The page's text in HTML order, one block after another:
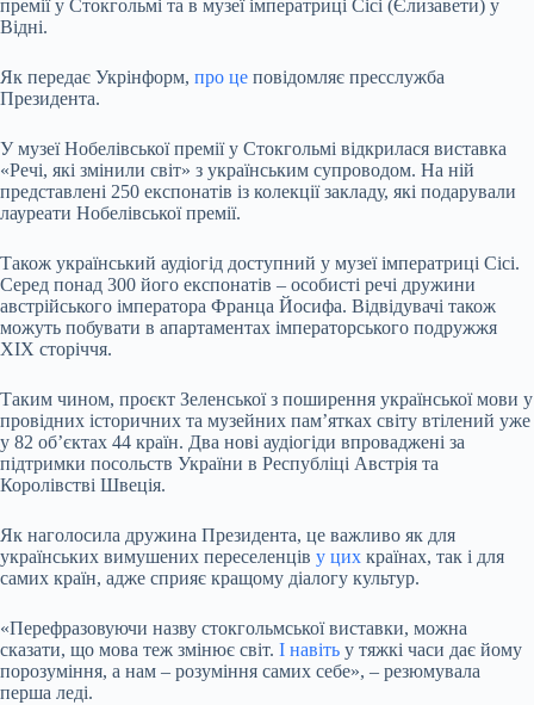
премії у Стокгольмі та в музеї імператриці Сісі (Єлизавети) у
Відні.
Як передає Укрінформ, про це повідомляє пресслужба
Президента.
У музеї Нобелівської премії у Стокгольмі відкрилася виставка
«Речі, які змінили світ» з українським супроводом. На ній
представлені 250 експонатів із колекції закладу, які подарували
лауреати Нобелівської премії.
Також український аудіогід доступний у музеї імператриці Сісі.
Серед понад 300 його експонатів – особисті речі дружини
австрійського імператора Франца Йосифа. Відвідувачі також
можуть побувати в апартаментах імператорського подружжя
ХІХ сторіччя.
Таким чином, проєкт Зеленської з поширення української мови у
провідних історичних та музейних пам’ятках світу втілений уже
у 82 об’єктах 44 країн. Два нові аудіогіди впроваджені за
підтримки посольств України в Республіці Австрія та
Королівстві Швеція.
Як наголосила дружина Президента, це важливо як для
українських вимушених переселенців у цих країнах, так і для
самих країн, адже сприяє кращому діалогу культур.
«Перефразовуючи назву стокгольмської виставки, можна
сказати, що мова теж змінює світ. І навіть у тяжкі часи дає йому
порозуміння, а нам – розуміння самих себе», – резюмувала
перша леді.